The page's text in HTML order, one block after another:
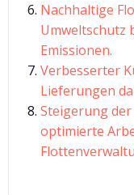
Nachhaltige
Umweltschutz
Emissionen.
Verbesserter
Lieferungen
Steigerung
optimierte